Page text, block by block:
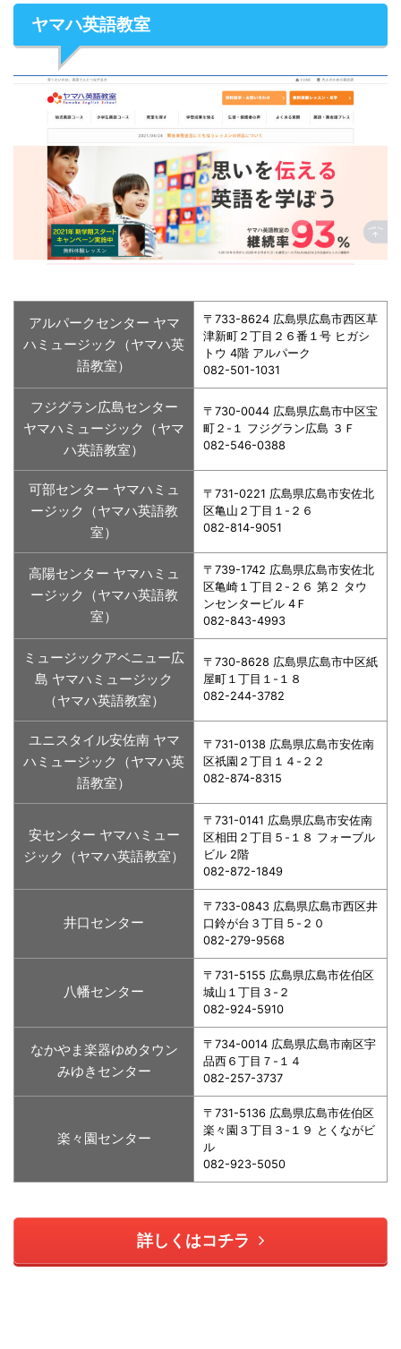
ヤマハ英語教室
アルパークセンター ヤマ
ハミュージック（ヤマハ英
語教室）
〒733-8624 広島県広島市西区草
津新町２丁目２６番１号 ヒガシ
トウ 4階 アルパーク
082-501-1031
フジグラン広島センター
ヤマハミュージック（ヤマ
ハ英語教室）
〒730-0044 広島県広島市中区宝
町２-１ フジグラン広島 ３Ｆ
082-546-0388
可部センター ヤマハミュ
ージック（ヤマハ英語教
室）
〒731-0221 広島県広島市安佐北
区亀山２丁目１-２６
082-814-9051
高陽センター ヤマハミュ
ージック（ヤマハ英語教
室）
〒739-1742 広島県広島市安佐北
区亀崎１丁目２-２６ 第２ タウ
ンセンタービル 4Ｆ
082-843-4993
ミュージックアベニュー広
島 ヤマハミュージック
（ヤマハ英語教室）
〒730-8628 広島県広島市中区紙
屋町１丁目１-１８
082-244-3782
ユニスタイル安佐南 ヤマ
ハミュージック（ヤマハ英
語教室）
〒731-0138 広島県広島市安佐南
区祇園２丁目１４-２２
082-874-8315
安センター ヤマハミュー
ジック（ヤマハ英語教室）
〒731-0141 広島県広島市安佐南
区相田２丁目５-１８ フォーブル
ビル 2階
082-872-1849
井口センター
〒733-0843 広島県広島市西区井
口鈴が台３丁目５-２０
082-279-9568
八幡センター
〒731-5155 広島県広島市佐伯区
城山１丁目３-２
082-924-5910
なかやま楽器ゆめタウン
みゆきセンター
〒734-0014 広島県広島市南区宇
品西６丁目７-１４
082-257-3737
楽々園センター
〒731-5136 広島県広島市佐伯区
楽々園３丁目３-１９ とくながビ
ル
082-923-5050
詳しくはコチラ